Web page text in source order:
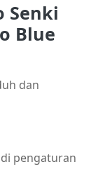
Senki
Blue
dan
pengaturan